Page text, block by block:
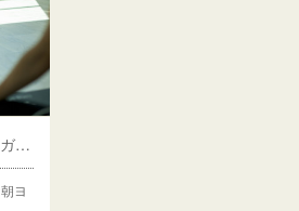
とってもお得な朝ヨガお試しセット
ヨ